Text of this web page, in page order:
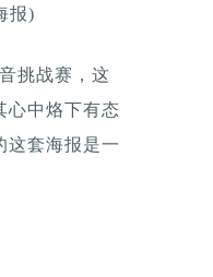
报)
挑战赛，这
心中烙下有态
这套海报是一